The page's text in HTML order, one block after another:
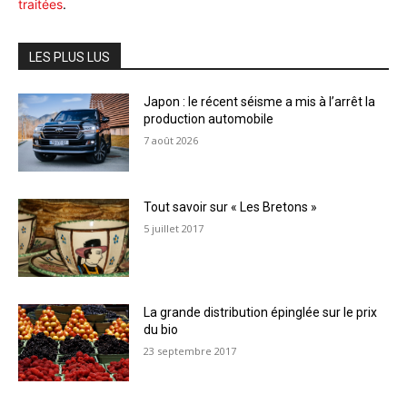
traitées.
LES PLUS LUS
Japon : le récent séisme a mis à l’arrêt la
production automobile
7 août 2026
Tout savoir sur « Les Bretons »
5 juillet 2017
La grande distribution épinglée sur le prix
du bio
23 septembre 2017